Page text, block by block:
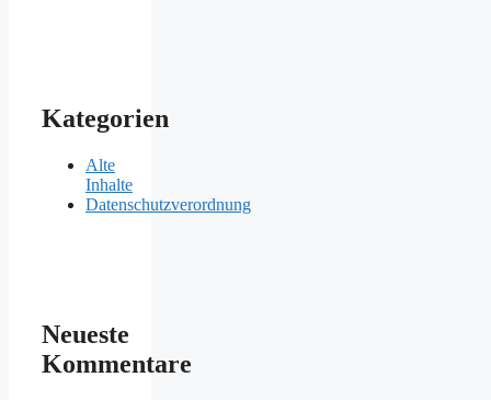
Kategorien
Alte
Inhalte
Datenschutzverordnung
Neueste
Kommentare